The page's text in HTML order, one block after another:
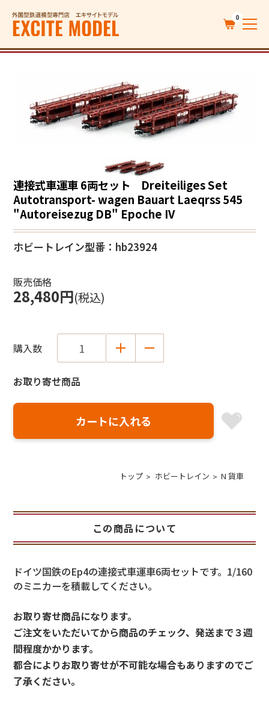
0
連接式車運車 6両セット Dreiteiliges Set
Autotransport- wagen Bauart Laeqrss 545
"Autoreisezug DB" Epoche IV
ホビートレイン型番：hb23924
販売価格
28,480円(税込)
購入数
お取り寄せ商品
トップ ホビートレイン N 貨車
この商品について
ドイツ国鉄のEp4の連接式車運車6両セットです。1/160
のミニカーを積載してください。
お取り寄せ商品になります。
ご注文をいただいてから商品のチェック、発送まで３週
間程度かかります。
都合によりお取り寄せが不可能な場合もありますのでご
了承ください。